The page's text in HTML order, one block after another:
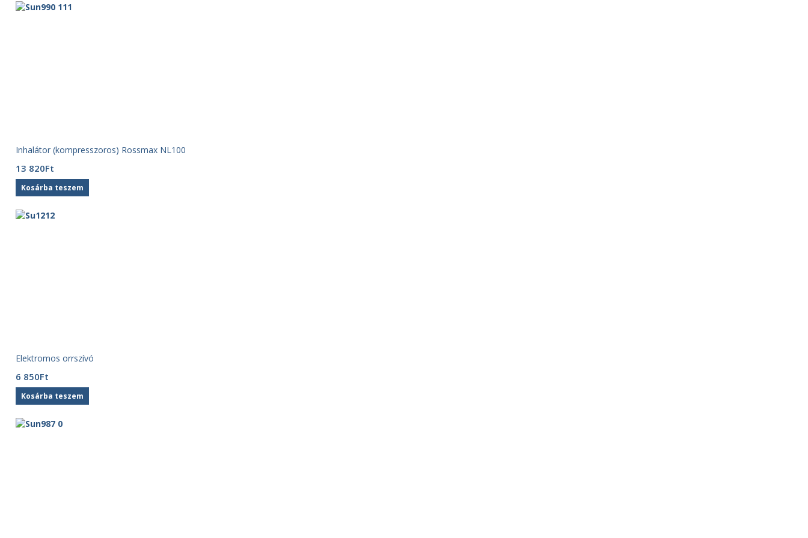
Inhalátor (kompresszoros) Rossmax NL100
13 820Ft
Kosárba teszem
Elektromos orrszívó
6 850Ft
Kosárba teszem